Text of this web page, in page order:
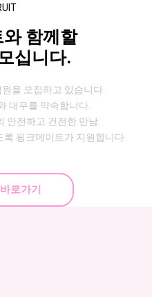
함께할
십니다.
을 모집하고 있습니다.
대우를 약속합니다.
안전하고 건전한 만남.
핑크메이트가 지원합니다.
로가기